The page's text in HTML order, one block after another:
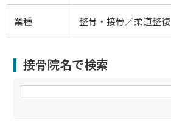
業種 整骨・接骨／柔道整復
接骨院名で検索